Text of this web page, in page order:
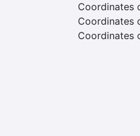
Coordinates
Coordinates
Coordinates